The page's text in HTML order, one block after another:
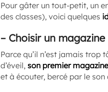
Pour gâter un tout-petit, un
des classes), voici quelques
– Choisir un
Parce qu’il n’est jamais
d’éveil, son premier magazine
et à écouter, bercé par le